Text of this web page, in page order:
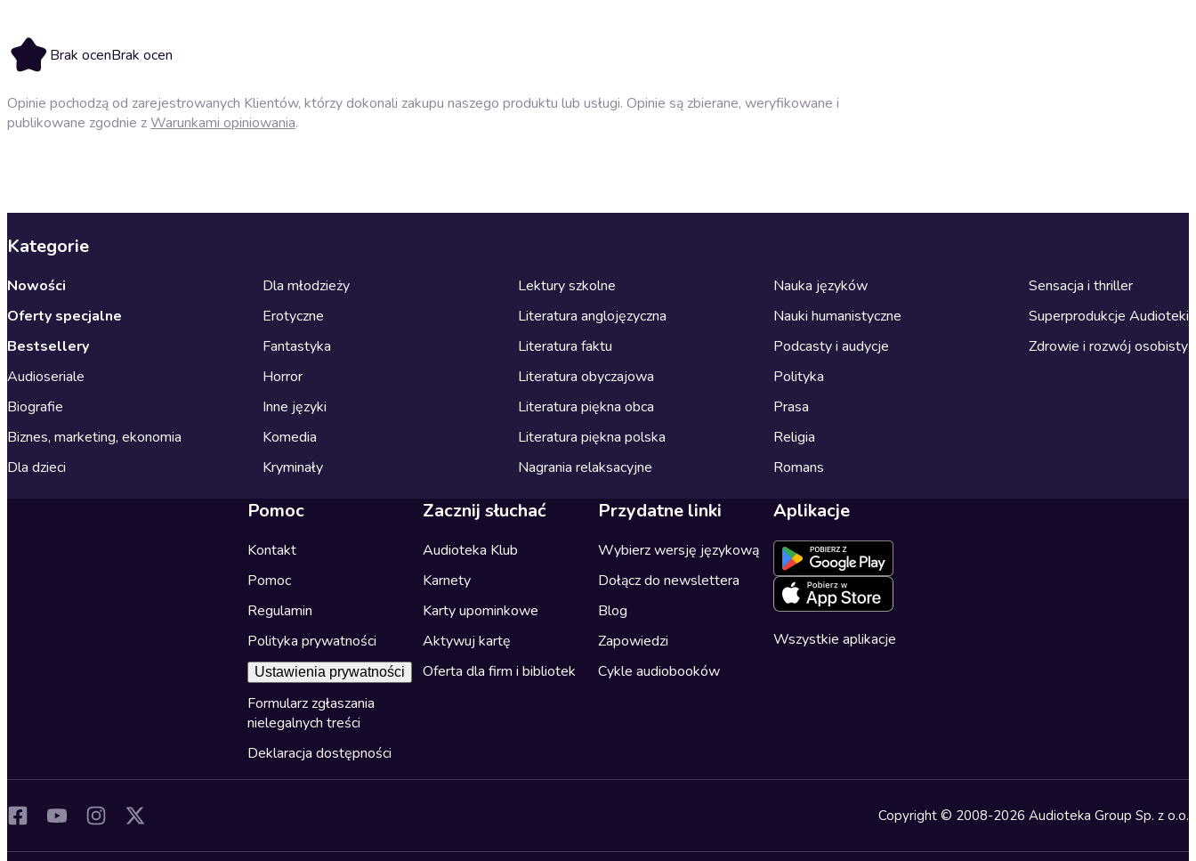
Brak ocenBrak ocen
Opinie pochodzą od zarejestrowanych Klientów, którzy dokonali zakupu naszego produktu lub usługi. Opinie są zbierane, weryfikowane i
publikowane zgodnie zWarunkami opiniowania.
Kategorie
Nowości
Oferty specjalne
Bestsellery
Audioseriale
Biografie
Biznes, marketing, ekonomia
Dla dzieci
Dla młodzieży
Erotyczne
Fantastyka
Horror
Inne języki
Komedia
Kryminały
Lektury szkolne
Literatura anglojęzyczna
Literatura faktu
Literatura obyczajowa
Literatura piękna obca
Literatura piękna polska
Nagrania relaksacyjne
Nauka języków
Nauki humanistyczne
Podcasty i audycje
Polityka
Prasa
Religia
Romans
Sensacja i thriller
Superprodukcje Audioteki
Zdrowie i rozwój osobisty
Pomoc
Kontakt
Pomoc
Regulamin
Polityka prywatności
Ustawienia prywatności
Formularz zgłaszania
nielegalnych treści
Deklaracja dostępności
Zacznij słuchać
Audioteka Klub
Karnety
Karty upominkowe
Aktywuj kartę
Oferta dla firm i bibliotek
Przydatne linki
Wybierz wersję językową
Dołącz do newslettera
Blog
Zapowiedzi
Cykle audiobooków
Aplikacje
Wszystkie aplikacje
Copyright © 2008-2026 Audioteka Group Sp. z o.o.